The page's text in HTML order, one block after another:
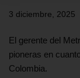
3 diciembre, 2025
El gerente del
pioneras en
Colombia.